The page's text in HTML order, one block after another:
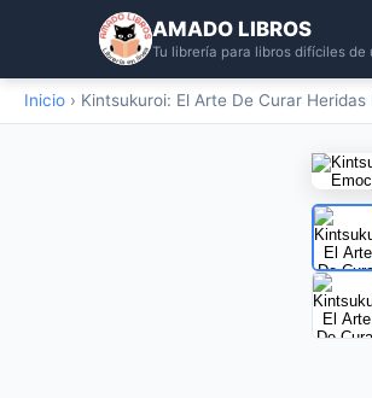
AMADO LIBROS
Tu librería para libros difíciles de
Inicio › Kintsukuroi: El Arte De Curar Heridas